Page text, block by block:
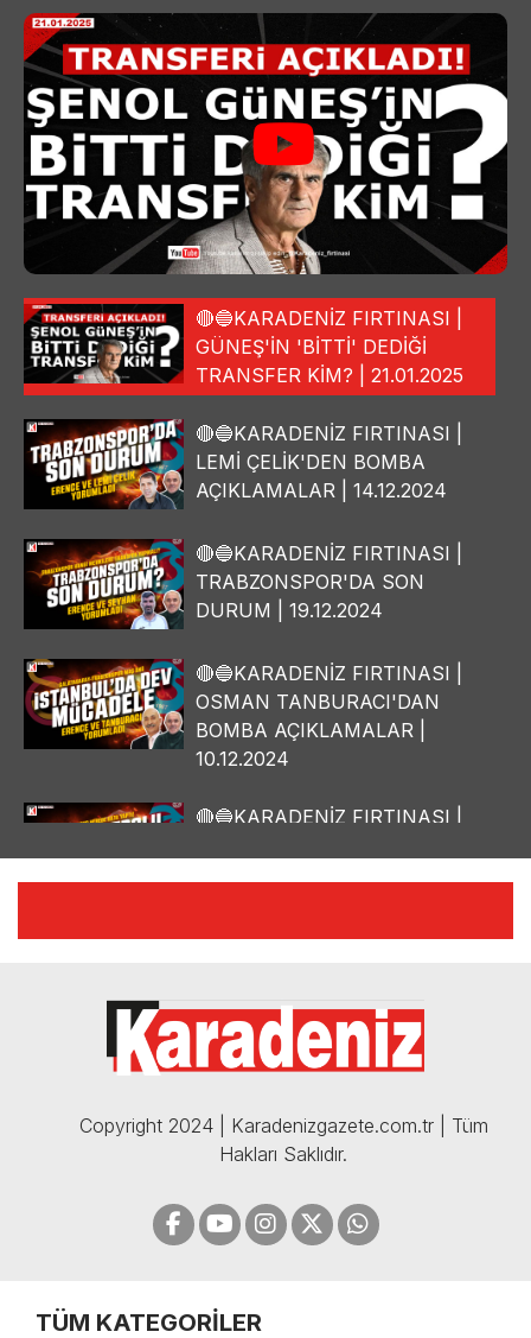
🔴🔵KARADENİZ FIRTINASI |
GÜNEŞ'İN 'BİTTİ' DEDİĞİ
TRANSFER KİM? | 21.01.2025
🔴🔵KARADENİZ FIRTINASI |
LEMİ ÇELİK'DEN BOMBA
AÇIKLAMALAR | 14.12.2024
🔴🔵KARADENİZ FIRTINASI |
TRABZONSPOR'DA SON
DURUM | 19.12.2024
🔴🔵KARADENİZ FIRTINASI |
OSMAN TANBURACI'DAN
BOMBA AÇIKLAMALAR |
10.12.2024
🔴🔵KARADENİZ FIRTINASI |
🔴🔵KARADENİZ FIRTINASI |
05.12.2024
Copyright 2024 | Karadenizgazete.com.tr | Tüm
Hakları Saklıdır.
TÜM KATEGORİLER